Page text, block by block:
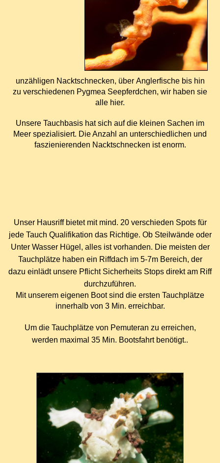
unzähligen Nacktschnecken, über Anglerfische bis hin
zu verschiedenen Pygmea Seepferdchen, wir haben sie
alle hier.
Unsere Tauchbasis hat sich auf die kleinen Sachen im
Meer spezialisiert. Die Anzahl an unterschiedlichen und
faszienierenden Nacktschnecken ist enorm.
Unser Hausriff bietet mit mind. 20 verschieden Spots für
jede Tauch Qualifikation das Richtige. Ob Steilwände oder
Unter Wasser H ügel, alles ist vorhanden. Die meisten der
Tauchpl ätze haben ein Riffdach im 5-7m Bereich, der
dazu einl ädt unsere Pflicht Sicherheits Stops direkt am Riff
durchzuführen.
Mit unserem eigenen Boot sind die ersten Tauchpl ätze
innerhalb von 3 Min. erreichbar.
Um die Tauchpl ätze von Pemuteran zu erreichen,
werden maximal 35 Min. Bootsfahrt benötigt..